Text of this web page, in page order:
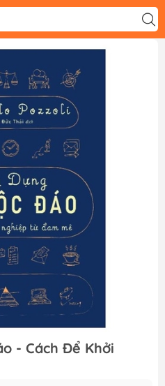
- Cách Để Khởi